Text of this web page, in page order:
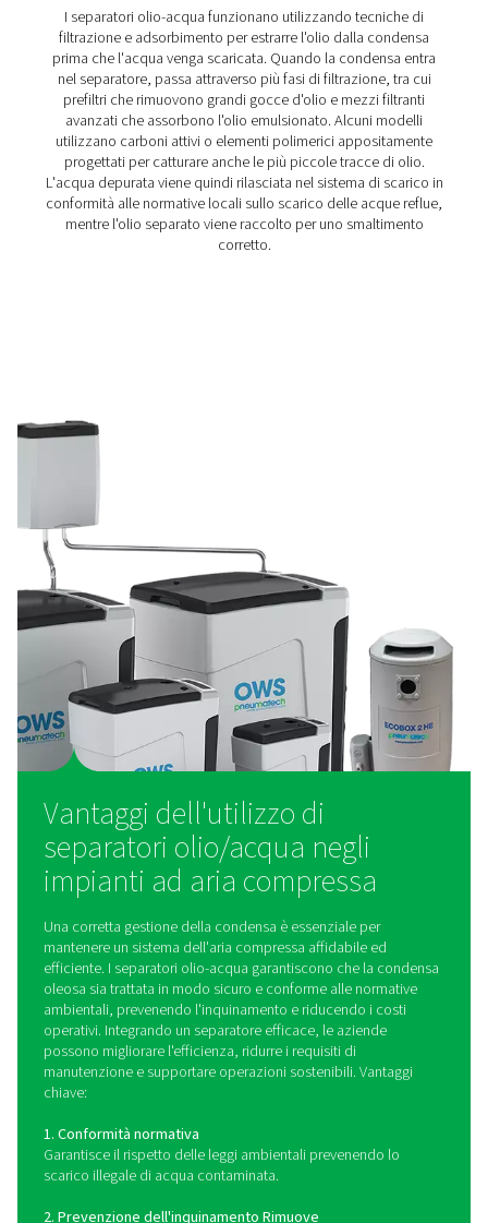
integrare, offre una soluzione economica ed ecologica
Come funziona un
acqua/olio?
I separatori olio-acqua funzionano utilizzando
filtrazione e adsorbimento per estrarre l'olio dalla
prima che l'acqua venga scaricata. Quando la
nel separatore, passa attraverso più fasi di
prefiltri che rimuovono grandi gocce d'olio e mezzi
avanzati che assorbono l'olio emulsionato. Alcuni
progettati per catturare anche le più piccole tracce
L'acqua depurata viene quindi rilasciata nel sistema di
conformità alle normative locali sullo scarico delle
mentre l'olio separato viene raccolto per uno
corretto.